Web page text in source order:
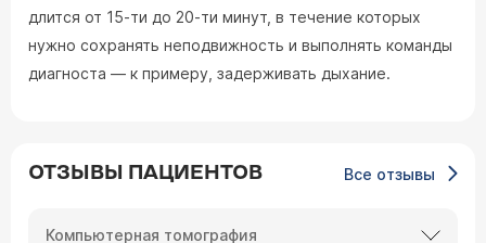
длится от 15-ти до 20-ти минут, в течение которых
нужно сохранять неподвижность и выполнять команды
диагноста — к примеру, задерживать дыхание.
ОТЗЫВЫ ПАЦИЕНТОВ Все отзывы
Компьютерная томография